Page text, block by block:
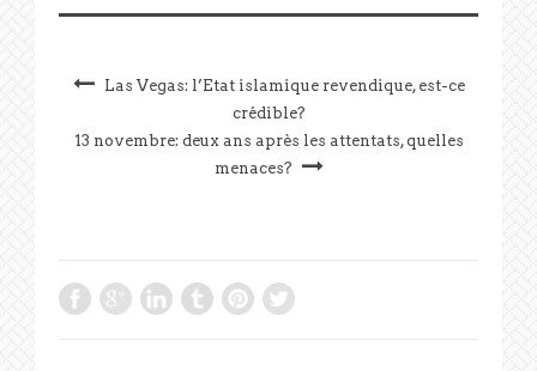
Las Vegas: l’Etat islamique revendique, est-ce
crédible?
13 novembre: deux ans après les attentats, quelles
menaces?